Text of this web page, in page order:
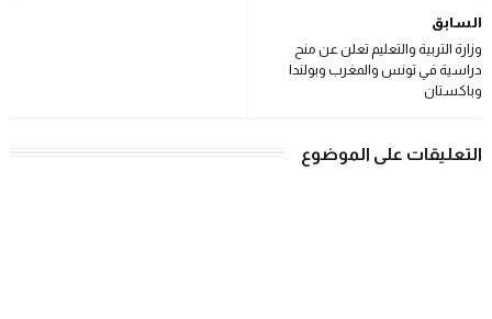
السابق
وزارة التربية والتعليم تعلن عن منح
دراسية في تونس والمغرب وبولندا
وباكستان
التعليقات على الموضوع